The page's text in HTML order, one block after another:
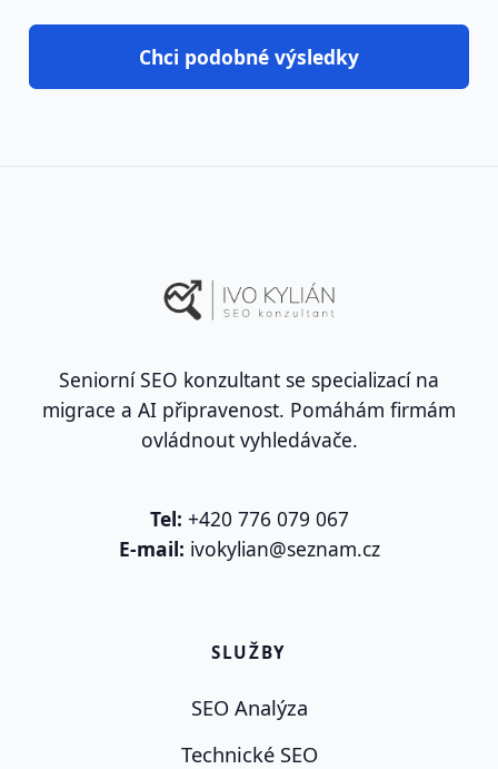
Chci podobné výsledky
Seniorní SEO konzultant se specializací na
migrace a AI připravenost. Pomáhám firmám
ovládnout vyhledávače.
Tel: +420 776 079 067
E-mail: ivokylian@seznam.cz
SLUŽBY
SEO Analýza
Technické SEO